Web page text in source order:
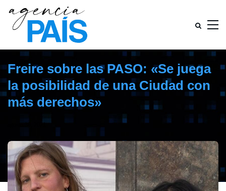
Freire sobre las PASO: «Se juega
la posibilidad de una Ciudad con
más derechos»
agosto 30, 2021